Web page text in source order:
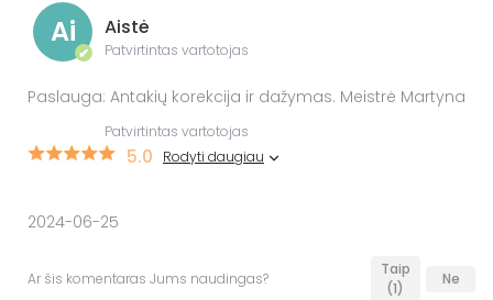
Ai
✔
Aistė
Patvirtintas vartotojas
Paslauga: Antakių korekcija ir dažymas. Meistrė Martyna
Patvirtintas vartotojas
5.0 Rodyti daugiau
2024-06-25
Ar šis komentaras Jums naudingas?
Taip
(1)
Ne